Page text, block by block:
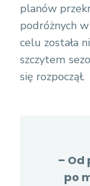
planów
podróżnych
celu została
szczytem
się rozpoczął.
– Od
po